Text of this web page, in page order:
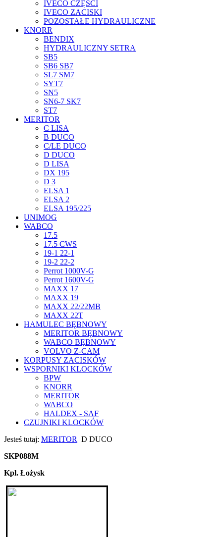
IVECO CZĘŚCI
IVECO ZACISKI
POZOSTAŁE HYDRAULICZNE
KNORR
BENDIX
HYDRAULICZNY SETRA
SB5
SB6 SB7
SL7 SM7
SYT7
SN5
SN6-7 SK7
ST7
MERITOR
C LISA
B DUCO
C/LE DUCO
D DUCO
D LISA
DX 195
D 3
ELSA 1
ELSA 2
ELSA 195/225
UNIMOG
WABCO
17.5
17.5 CWS
19-1 22-1
19-2 22-2
Perrot 1000V-G
Perrot 1600V-G
MAXX 17
MAXX 19
MAXX 22/22MB
MAXX 22T
HAMULEC BĘBNOWY
MERITOR BĘBNOWY
WABCO BĘBNOWY
VOLVO Z-CAM
KORPUSY ZACISKÓW
WSPORNIKI KLOCKÓW
BPW
KNORR
MERITOR
WABCO
HALDEX - SAF
CZUJNIKI KLOCKÓW
Jesteś tutaj: MERITOR D DUCO
SKP088M
Kpl. Łożysk